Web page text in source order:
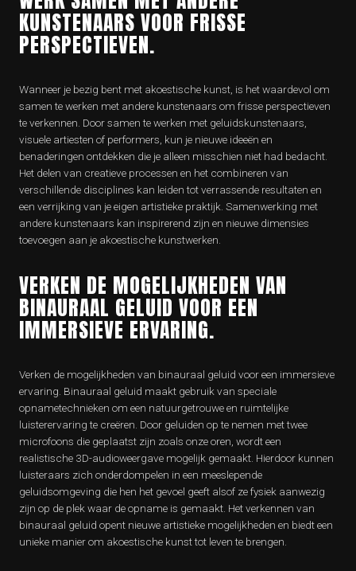
KUNSTENAARS VOOR FRISSE
PERSPECTIEVEN.
Wanneer je bezig bent met akoestische kunst, is het waardevol om
samen te werken met andere kunstenaars om frisse perspectieven
te verkennen. Door samen te werken met geluidskunstenaars,
visuele artiesten of performers, kun je nieuwe ideeën en
benaderingen ontdekken die je alleen misschien niet had bedacht.
Het delen van creatieve processen en het combineren van
verschillende disciplines kan leiden tot verrassende resultaten en
een verrijking van je eigen artistieke praktijk. Samenwerking met
andere kunstenaars kan inspirerend zijn en nieuwe dimensies
toevoegen aan je akoestische kunstwerken.
VERKEN DE MOGELIJKHEDEN VAN
BINAURAAL GELUID VOOR EEN
IMMERSIEVE ERVARING.
Verken de mogelijkheden van binauraal geluid voor een immersieve
ervaring. Binauraal geluid maakt gebruik van speciale
opnametechnieken om een natuurgetrouwe en ruimtelijke
luisterervaring te creëren. Door geluiden op te nemen met twee
microfoons die geplaatst zijn zoals onze oren, wordt een
realistische 3D-audioweergave mogelijk gemaakt. Hierdoor kunnen
luisteraars zich onderdompelen in een meeslepende
geluidsomgeving die hen het gevoel geeft alsof ze fysiek aanwezig
zijn op de plek waar de opname is gemaakt. Het verkennen van
binauraal geluid opent nieuwe artistieke mogelijkheden en biedt een
unieke manier om akoestische kunst tot leven te brengen.